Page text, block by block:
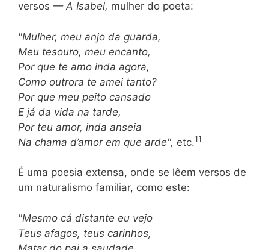
versos — A Isabel, mulher do poeta:
"Mulher, meu anjo da guarda,
Meu tesouro, meu encanto,
Por que te amo inda agora,
Como outrora te amei tanto?
Por que meu peito cansado
E já da vida na tarde,
Por teu amor, inda anseia
Na chama d’amor em que arde", etc.11
É uma poesia extensa, onde se lêem versos de
um naturalismo familiar, como este:
"Mesmo cá distante eu vejo
Teus afagos, teus carinhos,